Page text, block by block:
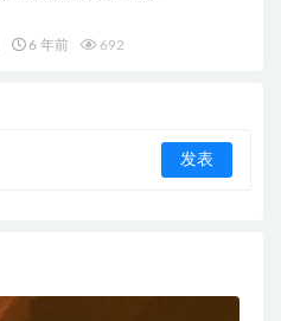
6 年前 692